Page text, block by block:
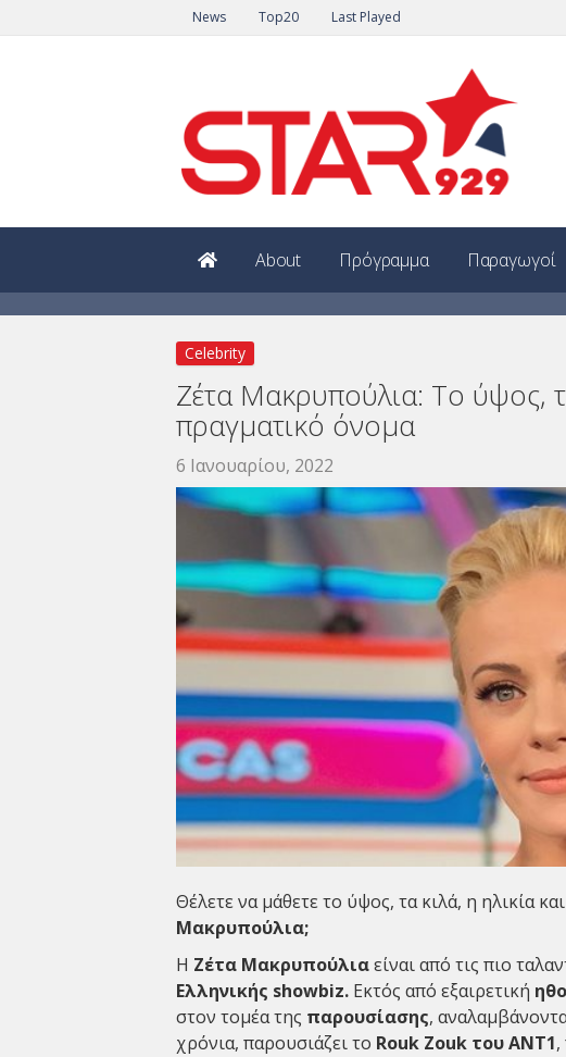
News Top20 Last Played
About Πρόγραμμα Παραγωγοί
Celebrity
Ζέτα Μακρυπούλια: Το ύψος,
πραγματικό όνομα
6 Ιανουαρίου, 2022
Θέλετε να μάθετε το ύψος, τα κιλά, η ηλικία
Μακρυπούλια;
Η Ζέτα Μακρυπούλιαείναι από τις πιο
Ελληνικής showbiz. Εκτός από εξαιρετική
στον τομέα της παρουσίασης,
χρόνια, παρουσιάζει το Rouk Zouk του ΑΝΤ1,